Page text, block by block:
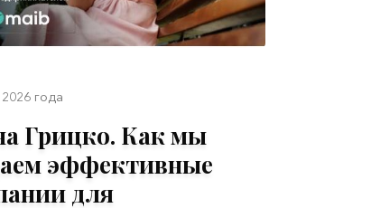
года
Грицко. Как мы
эффективные
для